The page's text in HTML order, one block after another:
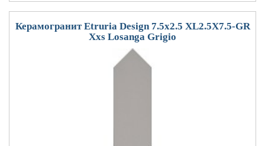
Керамогранит Etruria Design 7.5x2.5 XL2.5X7.5-GR
Xxs Losanga Grigio